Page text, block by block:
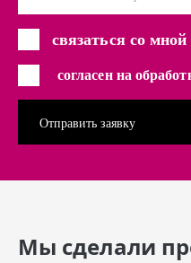
связаться со
согласен на
Мы сделали